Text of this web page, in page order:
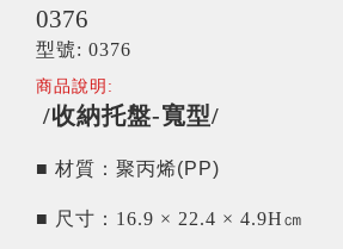
0376
型號: 0376
商品說明:
/收納托盤-寬型/
■ 材質：聚丙烯(PP)
■ 尺寸：16.9 × 22.4 × 4.9H㎝